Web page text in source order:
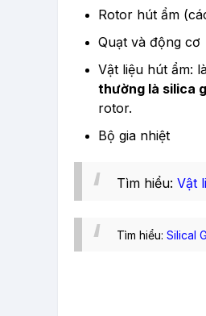
Rotor hút ẩm
Quạt và động cơ
Vật liệu hút ẩm:
thường là silica
rotor.
Bộ gia nhiệt
Tìm hiểu: Vật
Tìm hiểu: Silical